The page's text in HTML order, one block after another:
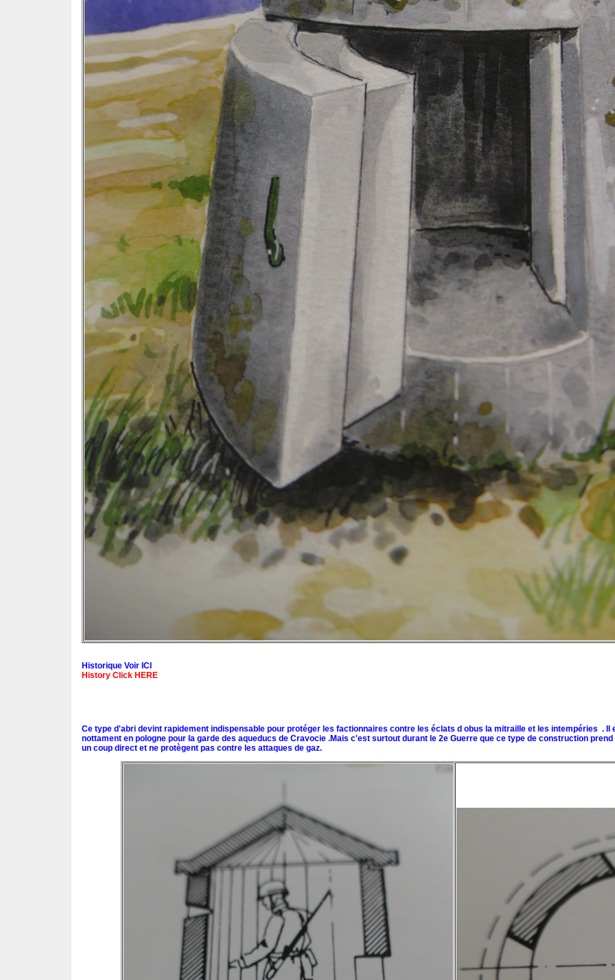
Historique Voir ICI
History Click HERE
Ce type d'abri devint rapidement indispensable pour protéger les factionnaires contre les éclats d obus la mitraille et les intempéries . Il
nottament en pologne pour la garde des aqueducs de Cravocie .Mais c'est surtout durant le 2e Guerre que ce type de construction
un coup direct et ne protègent pas contre les attaques de gaz.